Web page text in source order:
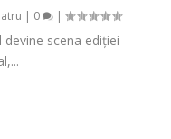
| 0 |
scena ediției